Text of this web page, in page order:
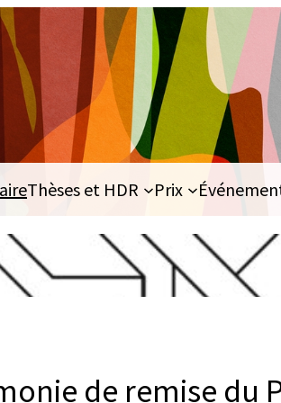
Thèses et HDR Prix
de remise du